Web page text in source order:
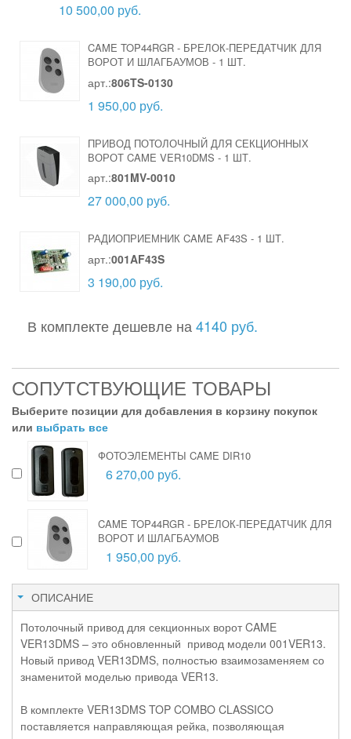
10 500,00 руб.
CAME TOP44RGR - БРЕЛОК-ПЕРЕДАТЧИК ДЛЯ
ВОРОТ И ШЛАГБАУМОВ - 1 ШТ.
арт.:806TS-0130
1 950,00 руб.
ПРИВОД ПОТОЛОЧНЫЙ ДЛЯ СЕКЦИОННЫХ
ВОРОТ CAME VER10DMS - 1 ШТ.
арт.:801MV-0010
27 000,00 руб.
РАДИОПРИЕМНИК CAME AF43S - 1 ШТ.
арт.:001AF43S
3 190,00 руб.
В комплекте дешевле на 4140 руб.
СОПУТСТВУЮЩИЕ ТОВАРЫ
Выберите позиции для добавления в корзину покупок
или выбрать все
ФОТОЭЛЕМЕНТЫ CAME DIR10
6 270,00 руб.
CAME TOP44RGR - БРЕЛОК-ПЕРЕДАТЧИК ДЛЯ
ВОРОТ И ШЛАГБАУМОВ
1 950,00 руб.
ОПИСАНИЕ
Потолочный привод для секционных ворот CAME
VER13DMS – это обновленный привод модели 001VER13.
Новый привод VER13DMS, полностью взаимозаменяем со
знаменитой моделью привода VER13.
В комплекте VER13DMS TOP COMBO CLASSICO
поставляется направляющая рейка, позволяющая